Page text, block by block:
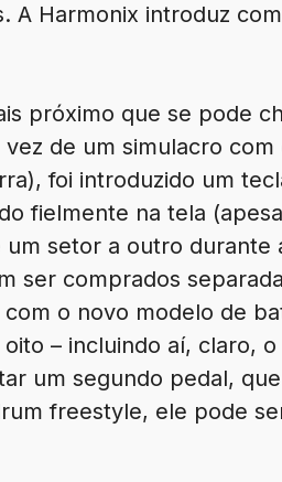
A Harmonix introduz
próximo que se pode
de um simulacro
foi introduzido um
fielmente na tela
setor a outro durante
ser comprados
o novo modelo de
– incluindo aí, claro,
um segundo pedal,
freestyle, ele pode